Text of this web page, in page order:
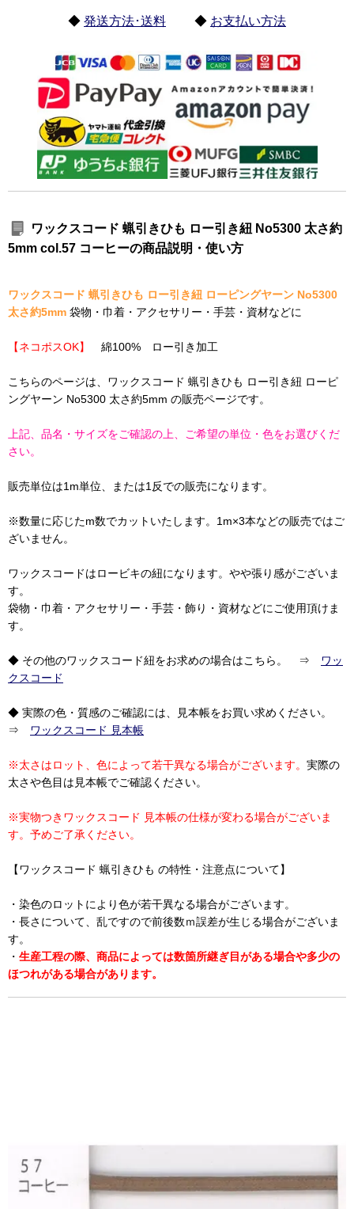
◆ 発送方法･送料 ◆ お支払い方法
ワックスコード 蝋引きひも ロー引き紐 No5300 太さ約
5mm col.57 コーヒーの商品説明・使い方
ワックスコード 蝋引きひも ロー引き紐 ローピングヤーン No5300
太さ約5mm 袋物・巾着・アクセサリー・手芸・資材などに
【ネコポスOK】 綿100% ロー引き加工
こちらのページは、ワックスコード 蝋引きひも ロー引き紐 ローピ
ングヤーン No5300 太さ約5mm の販売ページです。
上記、品名・サイズをご確認の上、ご希望の単位・色をお選びくだ
さい。
販売単位は1m単位、または1反での販売になります。
※数量に応じたm数でカットいたします。1m×3本などの販売ではご
ざいません。
ワックスコードはロービキの紐になります。やや張り感がございま
す。
袋物・巾着・アクセサリー・手芸・飾り・資材などにご使用頂けま
す。
◆ その他のワックスコード紐をお求めの場合はこちら。 ⇒ ワッ
クスコード
◆ 実際の色・質感のご確認には、見本帳をお買い求めください。
⇒ ワックスコード 見本帳
※太さはロット、色によって若干異なる場合がございます。 実際の
太さや色目は見本帳でご確認ください。
※実物つきワックスコード 見本帳の仕様が変わる場合がございま
す。予めご了承ください。
【ワックスコード 蝋引きひも の特性・注意点について】
・染色のロットにより色が若干異なる場合がございます。
・長さについて、乱ですので前後数ｍ誤差が生じる場合がございま
す。
・ 生産工程の際、商品によっては数箇所継ぎ目がある場合や多少の
ほつれがある場合があります。